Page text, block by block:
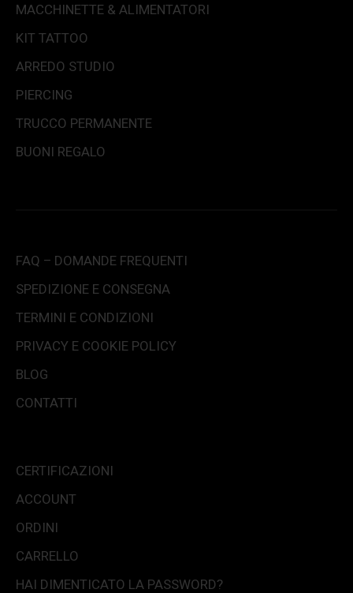
MACCHINETTE & ALIMENTATORI
KIT TATTOO
ARREDO STUDIO
PIERCING
TRUCCO PERMANENTE
BUONI REGALO
FAQ – DOMANDE FREQUENTI
SPEDIZIONE E CONSEGNA
TERMINI E CONDIZIONI
PRIVACY E COOKIE POLICY
BLOG
CONTATTI
CERTIFICAZIONI
ACCOUNT
ORDINI
CARRELLO
HAI DIMENTICATO LA PASSWORD?